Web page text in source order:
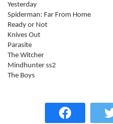
Yesterday
Spiderman: Far From Home
Ready or Not
Knives Out
Parasite
The Witcher
Mindhunter ss2
The Boys